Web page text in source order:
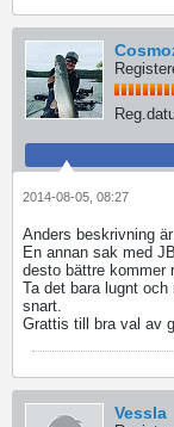
2014-08-05, 08:27
Anders beskrivning
En annan sak med
desto bättre kommer
Ta det bara lugnt
snart.
Grattis till bra val av
Vessla